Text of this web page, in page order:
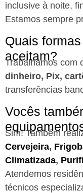
inclusive à noite,
Estamos sempre
Quais
aceitam?
Trabalhamos com
dinheiro, Pix,
transferências
Vocês
Sim! Também
Cervejeira,
Climatizada,
Atendemos
técnicos